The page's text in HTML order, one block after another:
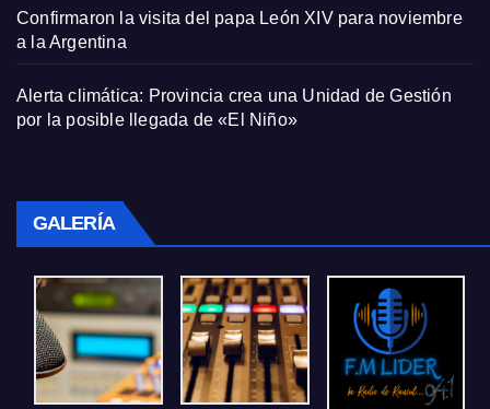
Confirmaron la visita del papa León XIV para noviembre
a la Argentina
Alerta climática: Provincia crea una Unidad de Gestión
por la posible llegada de «El Niño»
GALERÍA